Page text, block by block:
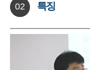
02 특징